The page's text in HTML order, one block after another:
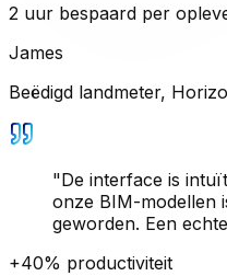
2 uur bespaard per
James
Beëdigd landmeter,
"De interface is
onze BIM-modellen
geworden. Een
+40% productiviteit